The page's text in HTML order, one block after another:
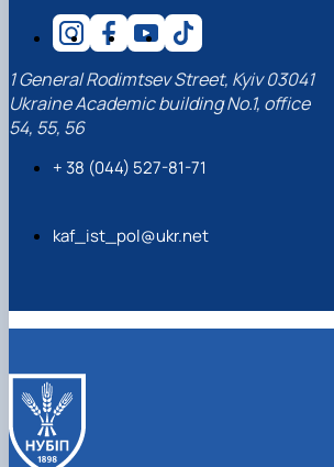
1 General Rodimtsev Street, Kyiv 03041
Ukraine Academic building No.1, office
54, 55, 56
+ 38 (044) 527-81-71
kaf_ist_pol@ukr.net